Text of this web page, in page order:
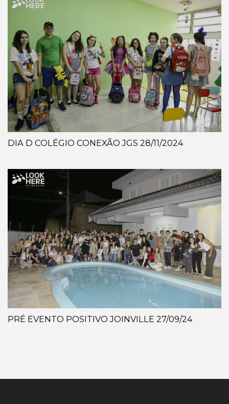
DIA D COLÉGIO CONEXÃO JGS 28/11/2024
PRÉ EVENTO POSITIVO JOINVILLE 27/09/24